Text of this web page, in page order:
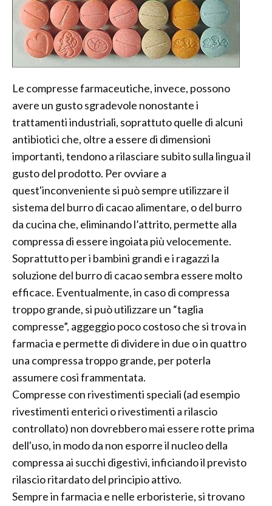
Le compresse farmaceutiche, invece, possono
avere un gusto sgradevole nonostante i
trattamenti industriali, soprattuto quelle di alcuni
antibiotici che, oltre a essere di dimensioni
importanti, tendono a rilasciare subito sulla lingua il
gusto del prodotto. Per ovviare a
quest'inconveniente si può sempre utilizzare il
sistema del burro di cacao alimentare, o del burro
da cucina che, eliminando l’attrito, permette alla
compressa di essere ingoiata più velocemente.
Soprattutto per i bambini grandi e i ragazzi la
soluzione del burro di cacao sembra essere molto
efficace. Eventualmente, in caso di compressa
troppo grande, si può utilizzare un “taglia
compresse”, aggeggio poco costoso che si trova in
farmacia e permette di dividere in due o in quattro
una compressa troppo grande, per poterla
assumere così frammentata.
Compresse con rivestimenti speciali (ad esempio
rivestimenti enterici o rivestimenti a rilascio
controllato) non dovrebbero mai essere rotte prima
dell'uso, in modo da non esporre il nucleo della
compressa ai succhi digestivi, inficiando il previsto
rilascio ritardato del principio attivo.
Sempre in farmacia e nelle erboristerie, si trovano